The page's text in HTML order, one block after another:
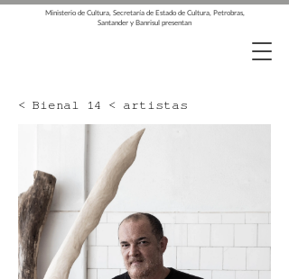
Ministerio de Cultura, Secretaría de Estado de Cultura, Petrobras,
Santander y Banrisul presentan
< Bienal 14 < artistas